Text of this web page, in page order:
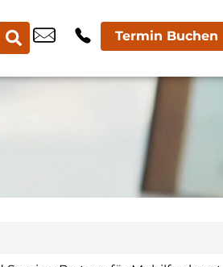
Termin Buchen